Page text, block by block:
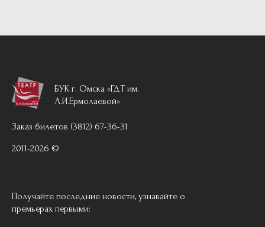
БУК г. Омска «ГДТ им.
Л.И.Ермолаевой»
Заказ билетов (3812) 67-36-31
2011-2026 ©
Получайте последние новости, узнавайте о
премьерах первыми: